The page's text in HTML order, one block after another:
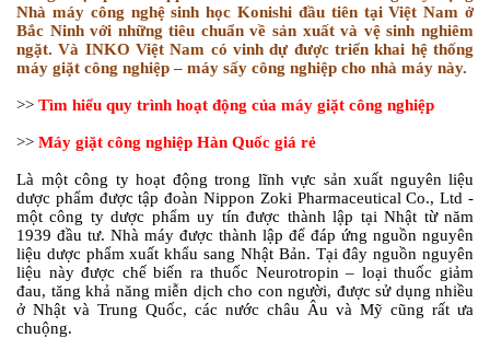
Nhà máy công nghệ sinh học Konishi đầu tiên tại Việt Nam ở
Bắc Ninh với những tiêu chuẩn về sản xuất và vệ sinh nghiêm
ngặt. Và INKO Việt Nam có vinh dự được triển khai hệ thống
máy giặt công nghiệp – máy sấy công nghiệp cho nhà máy này.
>> Tìm hiểu quy trình hoạt động của máy giặt công nghiệp
>> Máy giặt công nghiệp Hàn Quốc giá rẻ
Là một công ty hoạt động trong lĩnh vực sản xuất nguyên liệu
dược phẩm được tập đoàn Nippon Zoki Pharmaceutical Co., Ltd -
một công ty dược phẩm uy tín được thành lập tại Nhật từ năm
1939 đầu tư. Nhà máy được thành lập để đáp ứng nguồn nguyên
liệu dược phẩm xuất khẩu sang Nhật Bản. Tại đây nguồn nguyên
liệu này được chế biến ra thuốc Neurotropin – loại thuốc giảm
đau, tăng khả năng miễn dịch cho con người, được sử dụng nhiều
ở Nhật và Trung Quốc, các nước châu Âu và Mỹ cũng rất ưa
chuộng.